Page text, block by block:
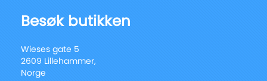
Besøk butikken
Wieses gate 5
2609 Lillehammer,
Norge